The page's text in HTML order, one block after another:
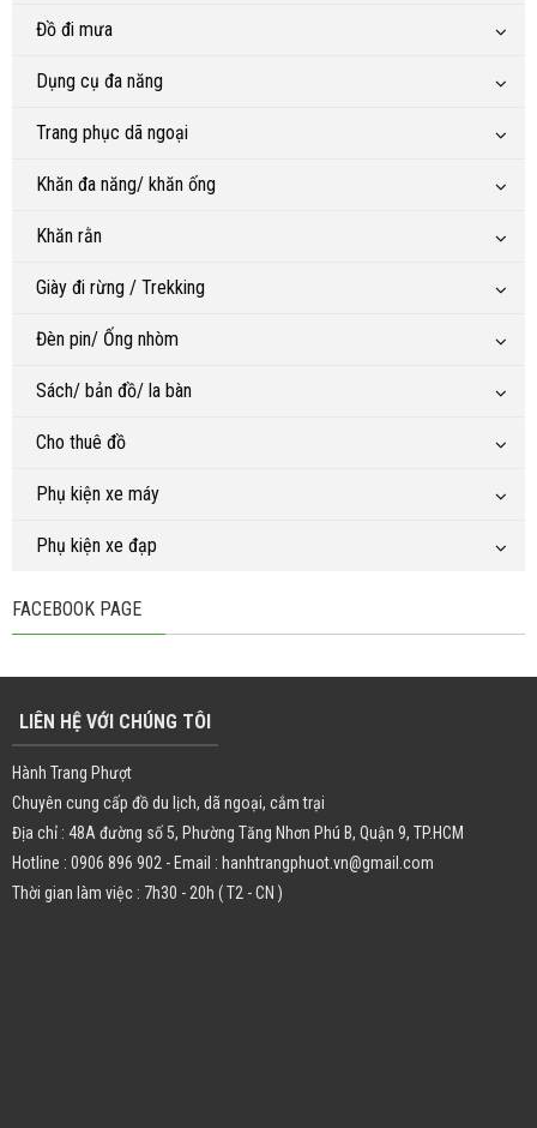
Đồ đi mưa
Dụng cụ đa năng
Trang phục dã ngoại
Khăn đa năng/ khăn ống
Khăn rằn
Giày đi rừng / Trekking
Đèn pin/ Ống nhòm
Sách/ bản đồ/ la bàn
Cho thuê đồ
Phụ kiện xe máy
Phụ kiện xe đạp
FACEBOOK PAGE
LIÊN HỆ VỚI CHÚNG TÔI
Hành Trang Phượt
Chuyên cung cấp đồ du lịch, dã ngoại, cắm trại
Địa chỉ : 48A đường số 5, Phường Tăng Nhơn Phú B, Quận 9, TP.HCM
Hotline : 0906 896 902 - Email : hanhtrangphuot.vn@gmail.com
Thời gian làm việc : 7h30 - 20h ( T2 - CN )